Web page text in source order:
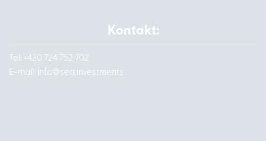
Kontakt:
Tel: +420 724 752 702
E-mail: info@sea.investments